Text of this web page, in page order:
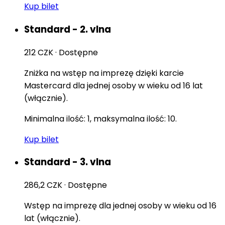
Kup bilet
Standard - 2. vlna
212 CZK· Dostępne
Zniżka na wstęp na imprezę dzięki karcie
Mastercard dla jednej osoby w wieku od 16 lat
(włącznie).
Minimalna ilość: 1, maksymalna ilość: 10.
Kup bilet
Standard - 3. vlna
286,2 CZK· Dostępne
Wstęp na imprezę dla jednej osoby w wieku od 16
lat (włącznie).